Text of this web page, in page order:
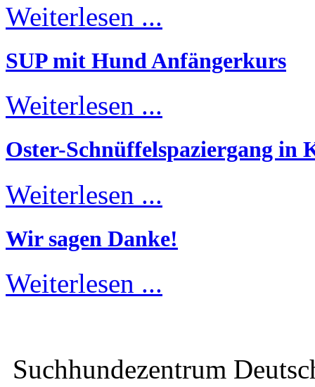
Weiterlesen ...
SUP mit Hund Anfängerkurs
Weiterlesen ...
Oster-Schnüffelspaziergang in
Weiterlesen ...
Wir sagen Danke!
Weiterlesen ...
Suchhundezentrum